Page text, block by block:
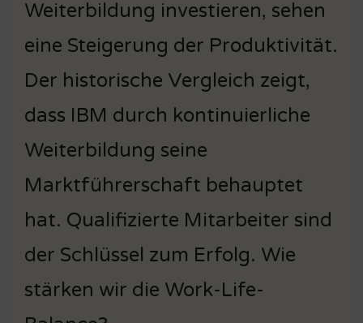
Weiterbildung investieren, sehen
eine Steigerung der Produktivität.
Der historische Vergleich zeigt,
dass IBM durch kontinuierliche
Weiterbildung seine
Marktführerschaft behauptet
hat. Qualifizierte Mitarbeiter sind
der Schlüssel zum Erfolg. Wie
stärken wir die Work-Life-